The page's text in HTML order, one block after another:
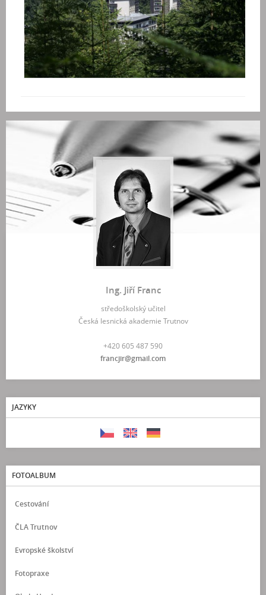
Ing. Jiří Franc
středoškolský učitel
Česká lesnická akademie Trutnov
+420 605 487 590
francjir@gmail.com
JAZYKY
FOTOALBUM
Cestování
ČLA Trutnov
Evropské školství
Fotopraxe